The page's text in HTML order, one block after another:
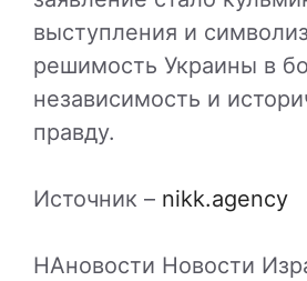
выступления и
решимость Украины в
независимость и
правду.
Источник – nikk.agency
НАновости Новости